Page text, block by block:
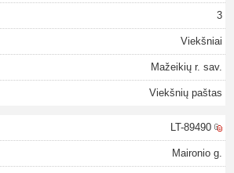
3
Viekšniai
Mažeikių r. sav.
Viekšnių paštas
LT-89490
Maironio g.